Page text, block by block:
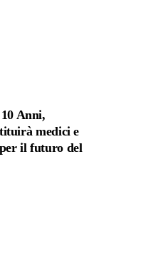
Anni,
medici e
il futuro del